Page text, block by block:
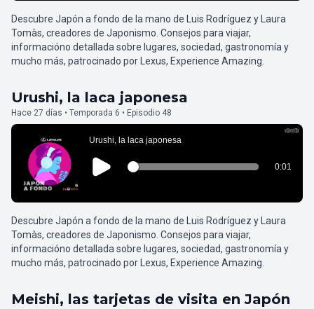
Descubre Japón a fondo de la mano de Luis Rodríguez y Laura
Tomàs, creadores de Japonismo. Consejos para viajar,
informacióno detallada sobre lugares, sociedad, gastronomía y
mucho más, patrocinado por Lexus, Experience Amazing.
Urushi, la laca japonesa
Hace 27 días • Temporada 6 • Episodio 48
Descubre Japón a fondo de la mano de Luis Rodríguez y Laura
Tomàs, creadores de Japonismo. Consejos para viajar,
informacióno detallada sobre lugares, sociedad, gastronomía y
mucho más, patrocinado por Lexus, Experience Amazing.
Meishi, las tarjetas de visita en Japón